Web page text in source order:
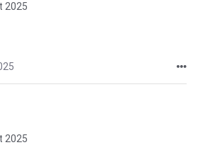
2025
2025